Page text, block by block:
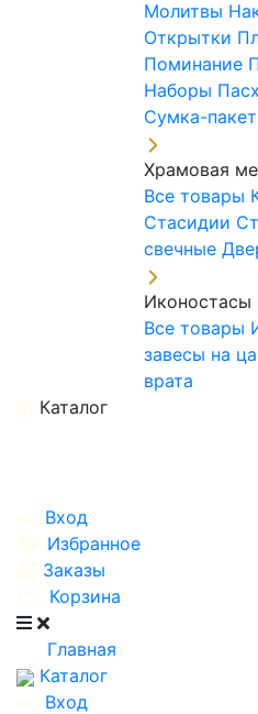
Молитвы
Открытки
Поминание
Наборы
Сумка-
Храмовая
Все товары
Стасидии
свечные
Иконостасы
Все товары
завесы на
врата
Каталог
Вход
Избранное
Заказы
Корзина
Главная
Каталог
Вход